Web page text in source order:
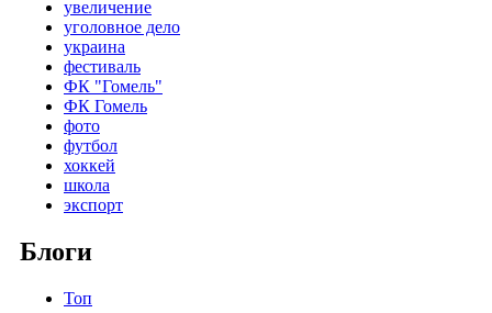
увеличение
уголовное дело
украина
фестиваль
ФК "Гомель"
ФК Гомель
фото
футбол
хоккей
школа
экспорт
Блоги
Топ